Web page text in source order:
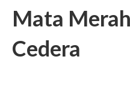
Mata
Cedera